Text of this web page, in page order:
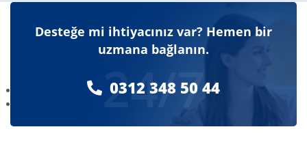
Desteğe mi ihtiyacınız var? Hemen bir
uzmana bağlanın.
0312 348 50 44
24/7